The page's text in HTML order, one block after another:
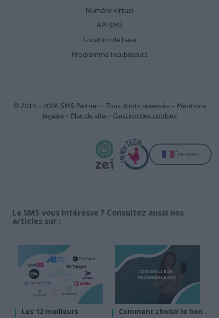
Numéro virtuel
API SMS
Location de base
Programme Incubateurs
© 2014 – 2026 SMS Partner – Tous droits réservés – Mentions
légales – Plan de site – Gestion des cookies
France
Le SMS vous intéresse ? Consultez aussi nos
articles sur :
Les 12 meilleurs
Comment choisir le bon